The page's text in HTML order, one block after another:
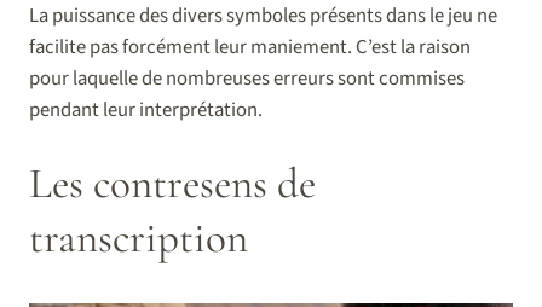
La puissance des divers symboles présents dans le jeu ne
facilite pas forcément leur maniement. C’est la raison
pour laquelle de nombreuses erreurs sont commises
pendant leur interprétation.
Les contresens de
transcription